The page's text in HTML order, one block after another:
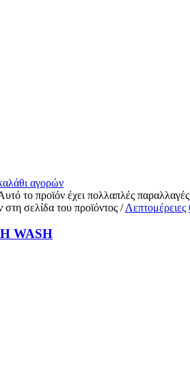
αγορών
το προϊόν έχει πολλαπλές
στη σελίδα του προϊόντος / Λεπτομέρειες
WASH